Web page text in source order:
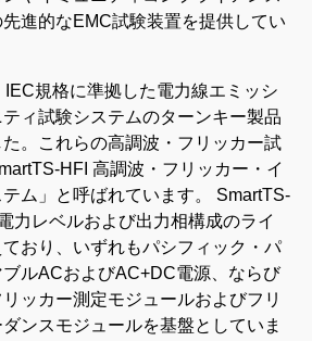
進的なEMC試験装置を提供してい
規格に準拠した電力線エミッシ
ィ試験システムのターンキー製品
。これらの高調波・フリッカー試
HFI 高調波・フリッカー・イ
ム」と呼ばれています。 SmartTS-
力レベルおよび出力相構成のライ
おり、いずれもパシフィック・パ
ルACおよびAC+DC電源、ならび
ッカー測定モジュールおよびフリ
ンスモジュールを基盤としていま